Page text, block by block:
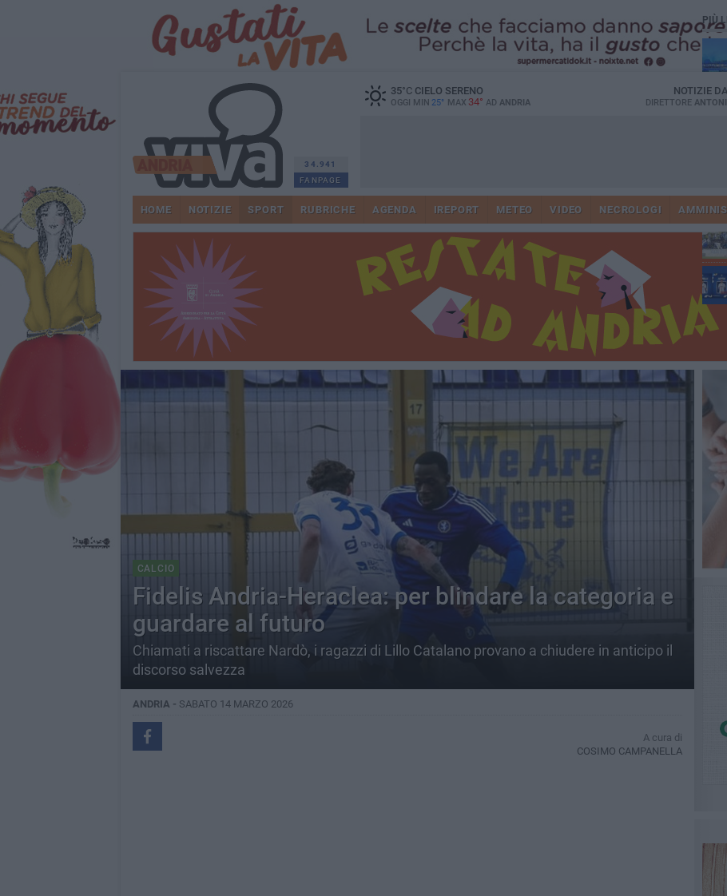
34.941
FANPAGE
35°CCIELO SERENO
OGGI MIN 25° MAX 34° AD ANDRIA
NOTIZIE DA
DIRETTORE
HOME NOTIZIE SPORT RUBRICHE AGENDA IREPORT METEO VIDEO NECROLOGI
CALCIO
Fidelis Andria-Heraclea: per blindare la categoria e
guardare al futuro
Chiamati a riscattare Nardò, i ragazzi di Lillo Catalano provano a chiudere in anticipo il
discorso salvezza
ANDRIA - SABATO 14 MARZO 2026
A cura di
COSIMO CAMPANELLA
PIÙ